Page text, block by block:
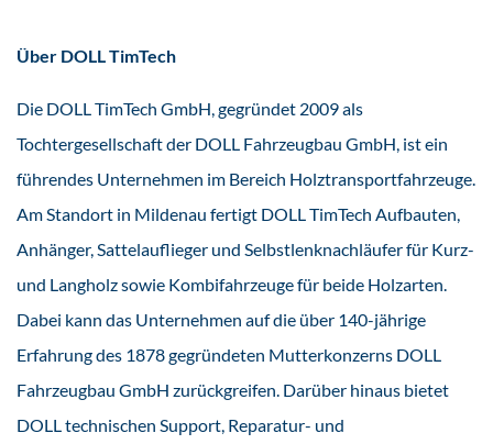
Über DOLL TimTech
Die DOLL TimTech GmbH, gegründet 2009 als
Tochtergesellschaft der DOLL Fahrzeugbau GmbH, ist ein
führendes Unternehmen im Bereich Holztransportfahrzeuge.
Am Standort in Mildenau fertigt DOLL TimTech Aufbauten,
Anhänger, Sattelauflieger und Selbstlenknachläufer für Kurz-
und Langholz sowie Kombifahrzeuge für beide Holzarten.
Dabei kann das Unternehmen auf die über 140-jährige
Erfahrung des 1878 gegründeten Mutterkonzerns DOLL
Fahrzeugbau GmbH zurückgreifen. Darüber hinaus bietet
DOLL technischen Support, Reparatur- und